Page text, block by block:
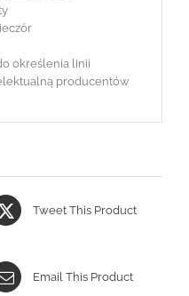
określenia linii
producentów
Tweet This Product
Email This Product